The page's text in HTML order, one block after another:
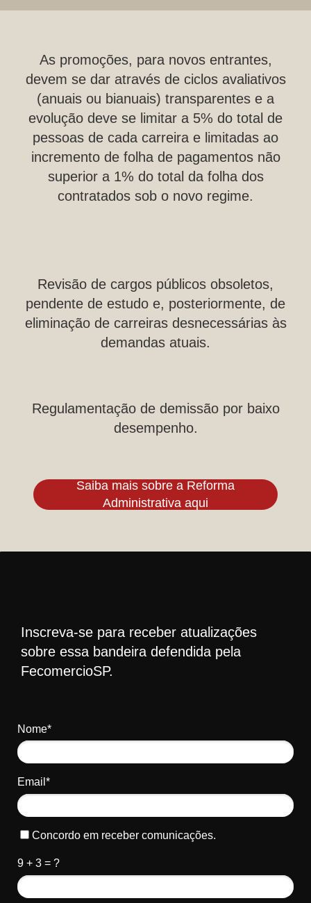
As promoções, para novos entrantes,
devem se dar através de ciclos avaliativos
(anuais ou bianuais) transparentes e a
evolução deve se limitar a 5% do total de
pessoas de cada carreira e limitadas ao
incremento de folha de pagamentos não
superior a 1% do total da folha dos
contratados sob o novo regime.
Revisão de cargos públicos obsoletos,
pendente de estudo e, posteriormente, de
eliminação de carreiras desnecessárias às
demandas atuais.
Regulamentação de demissão por baixo
desempenho.
Saiba mais sobre a Reforma
Administrativa aqui
Inscreva-se para receber atualizações
sobre essa bandeira defendida pela
FecomercioSP.
Nome*
Email*
Concordo em receber comunicações.
9 + 3 = ?